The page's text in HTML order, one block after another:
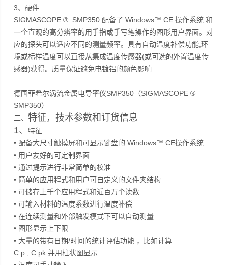
3、硬件
SIGMASCOPE ® SMP350 配备了 Windows™ CE 操作系统 和
一个直观的高分辨率的用手指或手写笔操作的图形用户界面。对
应的探头可以适应不同的测量频率。具有自动温度补偿功能,环
境或标样温度可以直接从集成温度传感器(或可选的外置温度传
感器)获得。质量保证避免电镀铝的颜色影响
德国菲希尔涡流金属电导率仪SMP350（SIGMASCOPE ®
SMP350）
二、特征，技术参数和订货信息
1、特征
• 配备大尺寸触摸屏和可显示键盘的 Windows™ CE操作系统
• 用户友好的可定制界面
• 通过提示进行非常简单的校准
• 简单的应用程式和用户可自定义的文件夹结构
• 可储存上千个应用程式和近百万个读数
• 可输入材料的温度系数进行温度补偿
• 在连续测量和外部触发模式下可以自动测量
• 图形显示上下限
• 大量的带有日期/时间的统计评估功能 ，比如计算
C p , C pk 并用柱状图显示